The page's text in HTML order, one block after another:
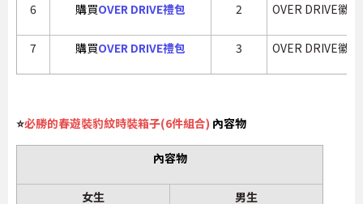
6 購買OVER DRIVE禮包 2 OVER DRIVE徽章
7 購買OVER DRIVE禮包 3 OVER DRIVE徽章
⭐必勝的春遊裝豹紋時裝箱子(6件組合) 內容物
內容物
女生 男生